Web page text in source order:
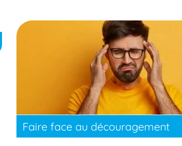
Faire face au découragement